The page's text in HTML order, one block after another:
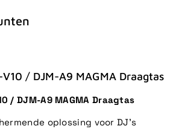
V10 / DJM-A9 MAGMA Draagtas
/ DJM-A9 MAGMA Draagtas
oplossing voor DJ's